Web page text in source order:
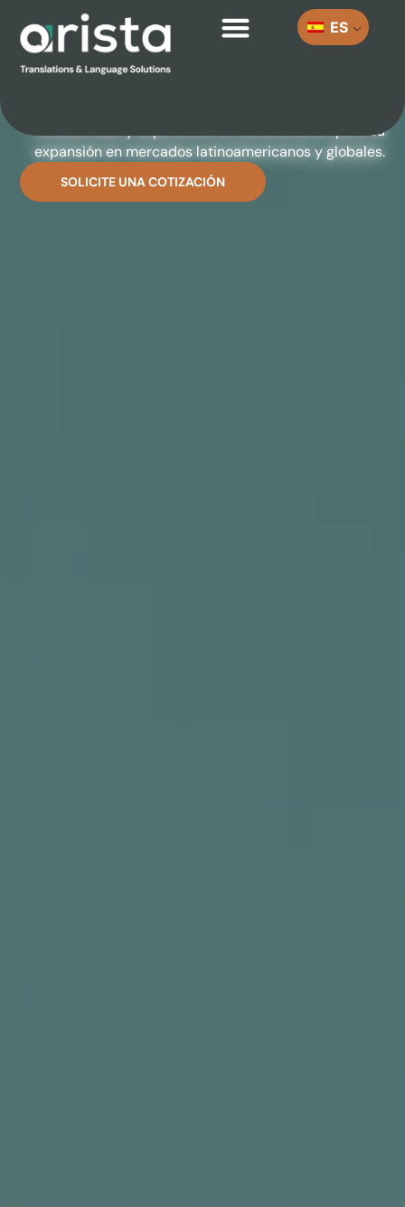
ES
SOLUCIONES DE IDIOMA A MEDIDA
Confiabilidad y experiencia en comunicación para su
expansión en mercados latinoamericanos y globales.
SOLICITE UNA COTIZACIÓN